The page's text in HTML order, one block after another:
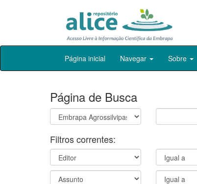
Skip
Página inicial Navegar Sobre
Página de Busca
Filtros correntes: